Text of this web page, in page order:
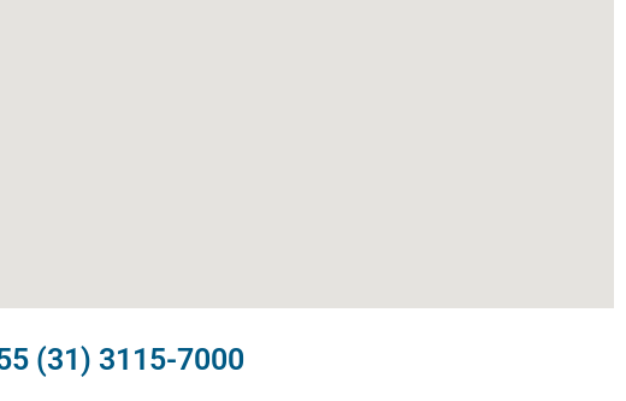
(31) 3115-7000​